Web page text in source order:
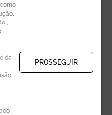
,
da
PROSSEGUIR
SE
por e-mail: